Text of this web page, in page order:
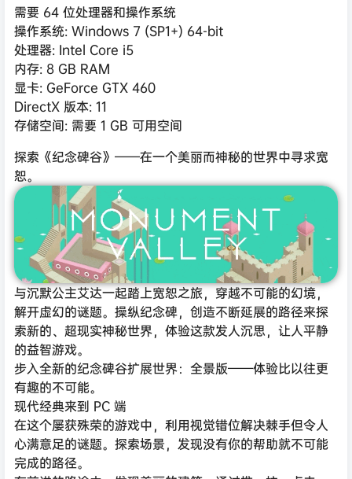
需要 64 位处理器和操作系统
操作系统: Windows 7 (SP1+) 64-bit
处理器: Intel Core i5
内存: 8 GB RAM
显卡: GeForce GTX 460
DirectX 版本: 11
存储空间: 需要 1 GB 可用空间
探索《纪念碑谷》——在一个美丽而神秘的世界中寻求宽
恕。
与沉默公主艾达一起踏上宽恕之旅，穿越不可能的幻境，
解开虚幻的谜题。操纵纪念碑，创造不断延展的路径来探
索新的、超现实神秘世界，体验这款发人沉思，让人平静
的益智游戏。
步入全新的纪念碑谷扩展世界：全景版——体验比以往更
有趣的不可能。
现代经典来到 PC 端
在这个屡获殊荣的游戏中，利用视觉错位解决棘手但令人
心满意足的谜题。探索场景，发现没有你的帮助就不可能
完成的路径。